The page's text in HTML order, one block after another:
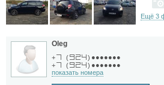
Ещё 3
Oleg
+ ( ) ●●●●●●●
+
( ) ●●●●●●●
показать номера